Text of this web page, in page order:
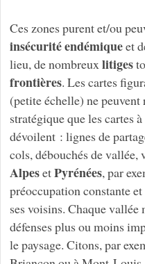
Ces zones purent et/ou
insécurité endémiqueet
lieu, de nombreux litiges
frontières. Les cartes
(petite échelle) ne
stratégique que les cartes
dévoilent : lignes de
cols, débouchés de vallée,
AlpesetPyrénées, par
préoccupation constante
ses voisins. Chaque
défenses plus ou moins
le paysage. Citons, par